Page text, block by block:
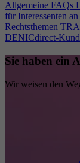
Allgemeine FAQs
für Interessenten
Rechtsthemen
DENICdirect-
Sie haben ein
Wir weisen den